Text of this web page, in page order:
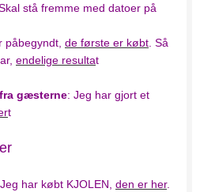
stå fremme med datoer på
påbegyndt, de første er købt. Så
endelige resultat
gæsterne: Jeg har gjort et
t
har købt KJOLEN, den er her.